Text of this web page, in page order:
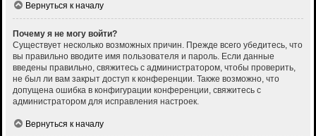
Вернуться к началу
Почему я не могу войти?
Существует несколько возможных причин. Прежде всего убедитесь, что
вы правильно вводите имя пользователя и пароль. Если данные
введены правильно, свяжитесь с администратором, чтобы проверить,
не был ли вам закрыт доступ к конференции. Также возможно, что
допущена ошибка в конфигурации конференции, свяжитесь с
администратором для исправления настроек.
Вернуться к началу